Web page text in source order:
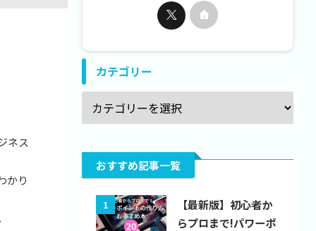
ネス
かり
カテゴリー
おすすめ記事一覧
1
【最新版】初心者か
らプロまで!パワーポ